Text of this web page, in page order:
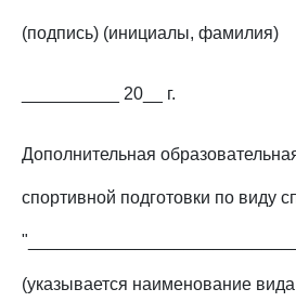
(подпись) (инициалы, фамилия)
__________ 20__ г.
Дополнительная
спортивной подготовки по виду
(указывается наименование